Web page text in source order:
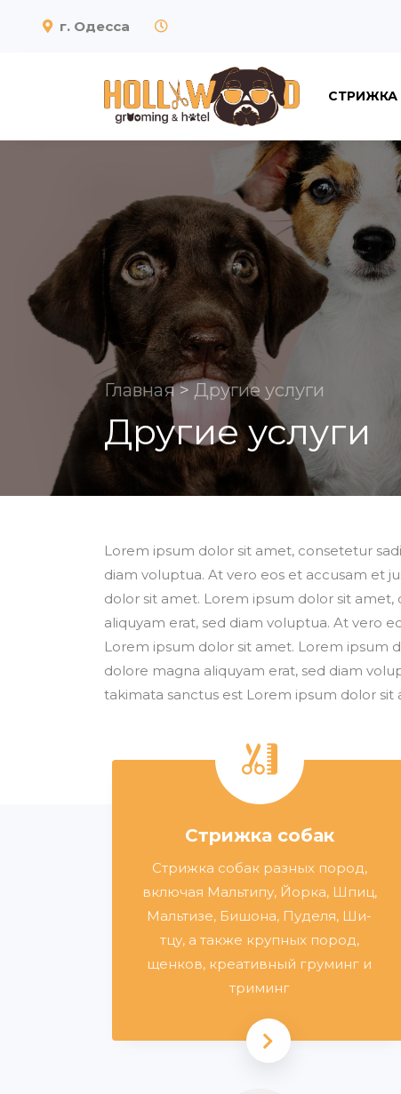
г. Одесса
СТРИЖКА
Главная> Другие услуги
Другие услуги
Lorem ipsum dolor sit amet, consetetur
diam voluptua. At vero eos et accusam et
dolor sit amet. Lorem ipsum dolor sit
aliquyam erat, sed diam voluptua. At vero
Lorem ipsum dolor sit amet. Lorem ipsum
dolore magna aliquyam erat, sed diam
takimata sanctus est Lorem ipsum dolor sit
Стрижка собак
Стрижка собак разных пород,
включая Мальтипу, Йорка, Шпиц,
Мальтизе, Бишона, Пуделя, Ши-
тцу, а также крупных пород,
щенков, креативный груминг и
триминг